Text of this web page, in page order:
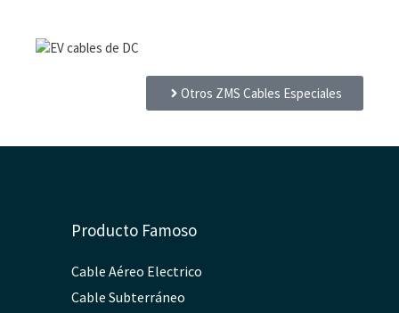
Otros ZMS Cables Especiales
Producto Famoso
Cable Aéreo Electrico
Cable Subterráneo